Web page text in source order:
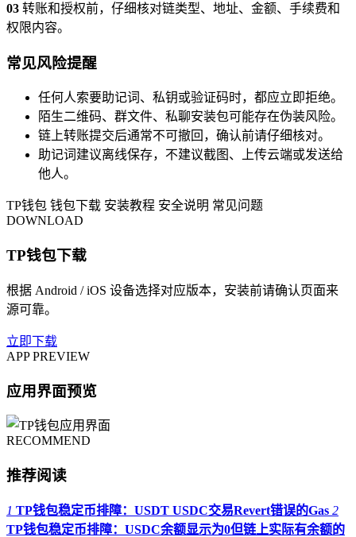
03 转账和授权前，仔细核对链类型、地址、金额、手续费和
权限内容。
常见风险提醒
任何人索要助记词、私钥或验证码时，都应立即拒绝。
陌生二维码、群文件、私聊安装包可能存在伪装风险。
链上转账提交后通常不可撤回，确认前请仔细核对。
助记词建议离线保存，不建议截图、上传云端或发送给
他人。
TP钱包 钱包下载 安装教程 安全说明 常见问题
DOWNLOAD
TP钱包下载
根据 Android / iOS 设备选择对应版本，安装前请确认页面来
源可靠。
立即下载
APP PREVIEW
应用界面预览
RECOMMEND
推荐阅读
1 TP钱包稳定币排障：USDT USDC交易Revert错误的Gas 2
TP钱包稳定币排障：USDC余额显示为0但链上实际有余额的